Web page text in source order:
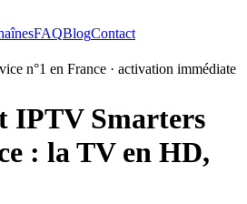
FAQBlogContact
n°1 en France · activation immédiate
IPTV Smarters
: la TV en HD,